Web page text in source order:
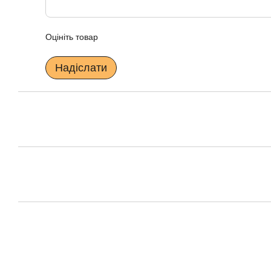
Оцініть товар
Надіслати